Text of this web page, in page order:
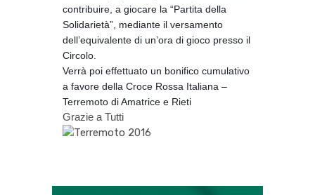
contribuire, a giocare la “Partita della
Solidarietà”, mediante il versamento
dell’equivalente di un’ora di gioco presso il
Circolo.
Verrà poi effettuato un bonifico cumulativo
a favore della Croce Rossa Italiana –
Terremoto di Amatrice e Rieti
Grazie a Tutti